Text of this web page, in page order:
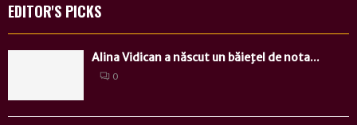
EDITOR'S PICKS
Alina Vidican a născut un băieţel de nota...
0